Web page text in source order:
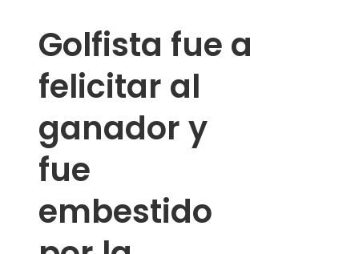
Golfista fue a
felicitar al
ganador y
fue
embestido